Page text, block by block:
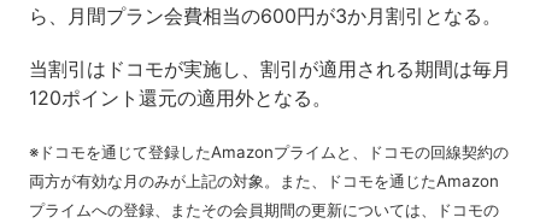
ら、月間プラン会費相当の600円が3か月割引となる。
当割引はドコモが実施し、割引が適用される期間は毎月
120ポイント還元の適用外となる。
※ドコモを通じて登録したAmazonプライムと、ドコモの回線契約の
両方が有効な月のみが上記の対象。また、ドコモを通じたAmazon
プライムへの登録、またその会員期間の更新については、ドコモの